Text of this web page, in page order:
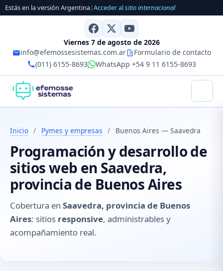
Estás en la versión Argentina|Acceder alsitio internacional
Viernes 7 de agosto de 2026
info@efemossesistemas.com.ar
Formulario de contacto
(011) 6155-8693
WhatsApp +54 9 11 6155-8693
Inicio / Pymes y empresas / Buenos Aires — Saavedra
Programación y desarrollo de
sitios web en Saavedra,
provincia de Buenos Aires
Cobertura en Saavedra, provincia de Buenos
Aires: sitios responsive, administrables y
acompañamiento real.